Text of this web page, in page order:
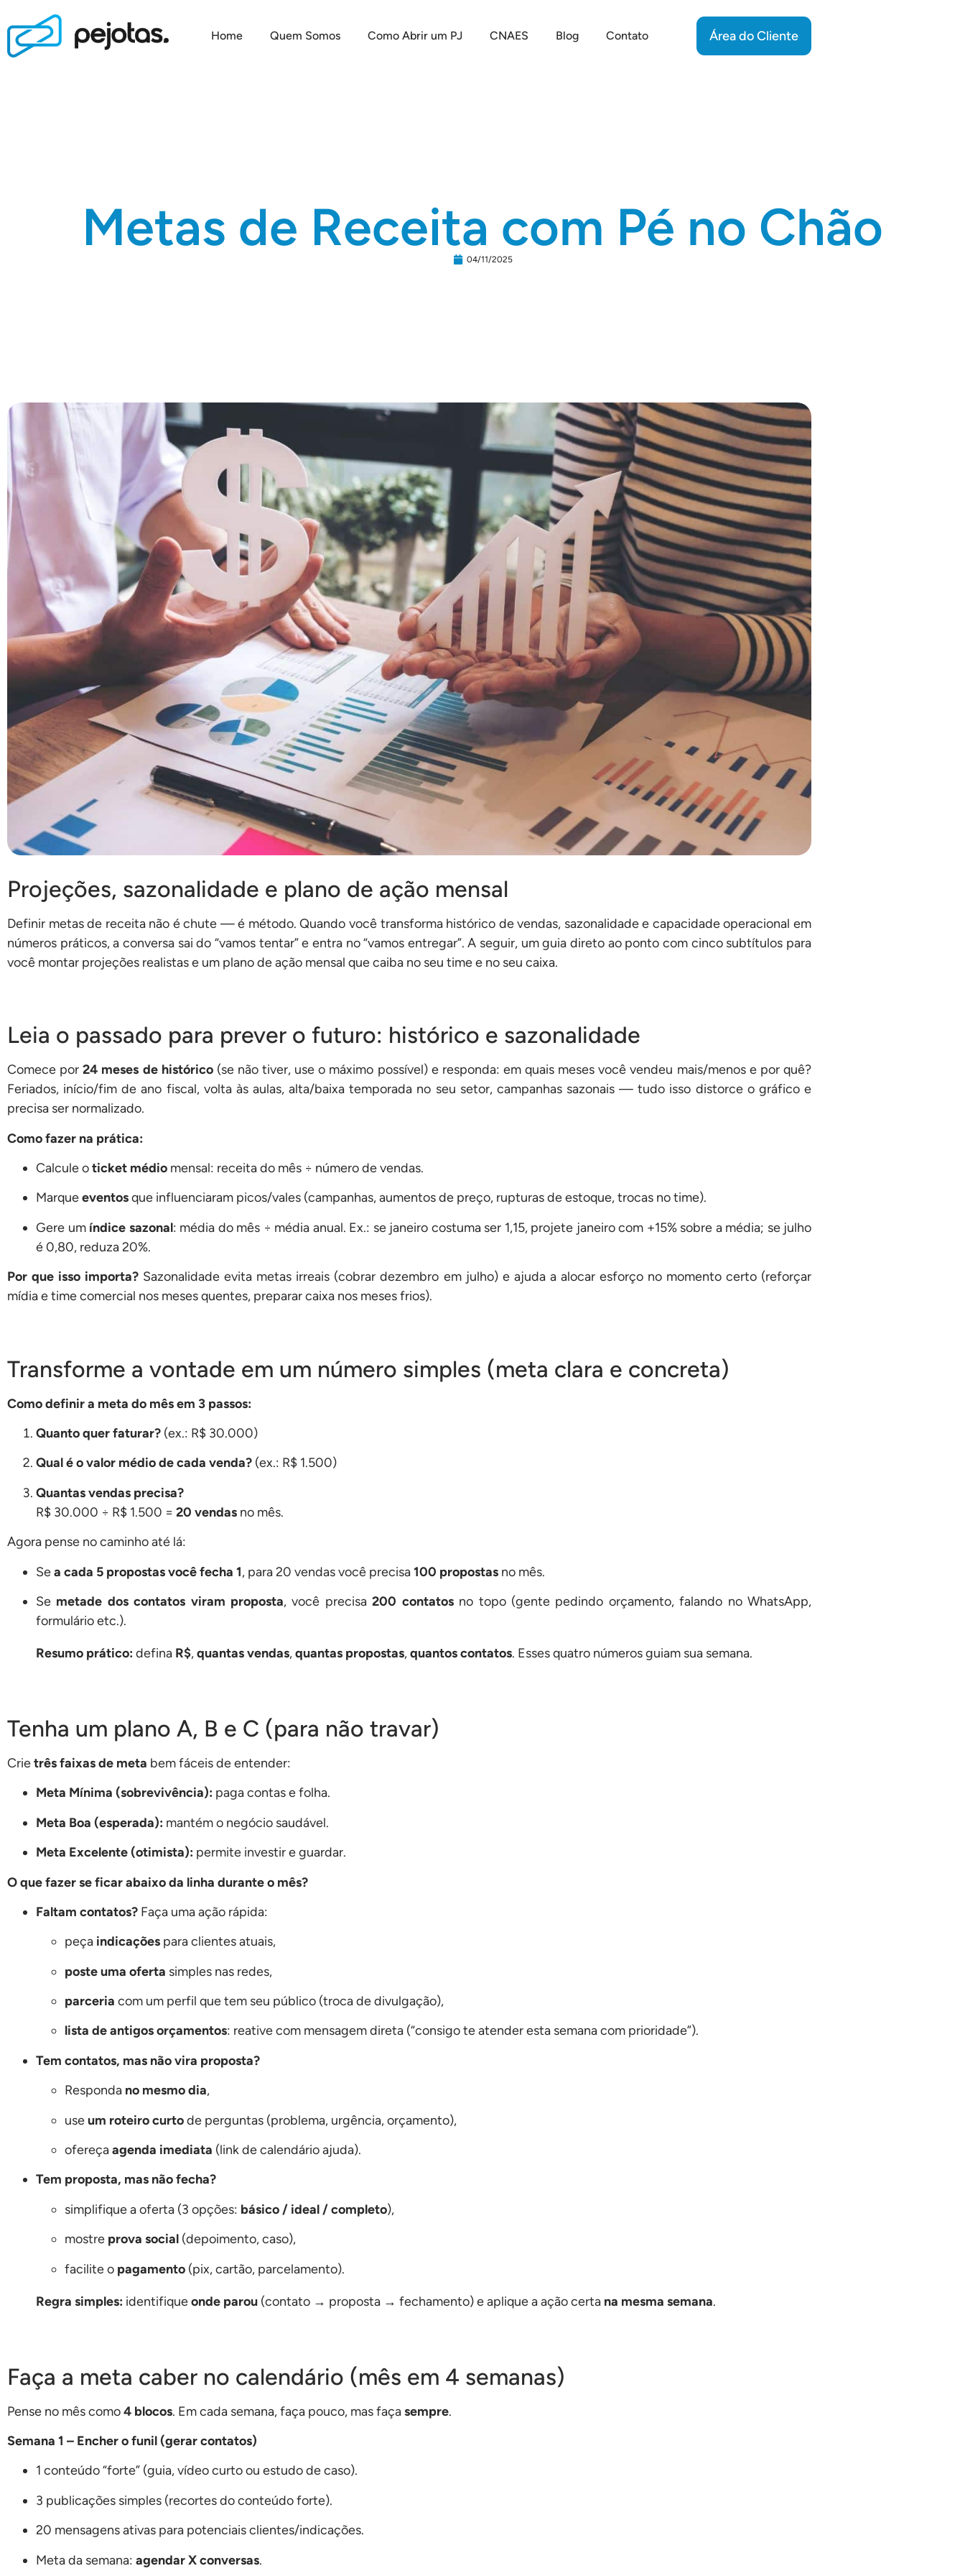
Home Quem Somos Como Abrir um PJ CNAES Blog Contato Área do Cliente
Metas de Receita com Pé no Chão
04/11/2025
Projeções, sazonalidade e plano de ação mensal
Definir metas de receita não é chute — é método. Quando você transforma histórico de vendas, sazonalidade e capacidade operacional em
números práticos, a conversa sai do “vamos tentar” e entra no “vamos entregar”. A seguir, um guia direto ao ponto com cinco subtítulos para
você montar projeções realistas e um plano de ação mensal que caiba no seu time e no seu caixa.
Leia o passado para prever o futuro: histórico e sazonalidade
Comece por24 meses de histórico(se não tiver, use o máximo possível) e responda: em quais meses você vendeu mais/menos e por quê?
Feriados, início/fim de ano fiscal, volta às aulas, alta/baixa temporada no seu setor, campanhas sazonais — tudo isso distorce o gráfico e
precisa ser normalizado.
Como fazer na prática:
Calcule oticket médio mensal: receita do mês ÷ número de vendas.
Marqueeventosque influenciaram picos/vales (campanhas, aumentos de preço, rupturas de estoque, trocas no time).
Gere um índice sazonal: média do mês ÷ média anual. Ex.: se janeiro costuma ser 1,15, projete janeiro com +15% sobre a média; se julho
é 0,80, reduza 20%.
Por que isso importa? Sazonalidade evita metas irreais (cobrar dezembro em julho) e ajuda a alocar esforço no momento certo (reforçar
mídia e time comercial nos meses quentes, preparar caixa nos meses frios).
Transforme a vontade em um número simples (meta clara e concreta)
Como definir a meta do mês em 3 passos:
Quanto quer faturar? (ex.: R$ 30.000)
Qual é o valor médio de cada venda? (ex.: R$ 1.500)
Quantas vendas precisa?
R$ 30.000 ÷ R$ 1.500 = 20 vendas no mês.
Agora pense no caminho até lá:
Sea cada 5 propostas você fecha 1, para 20 vendas você precisa100 propostas no mês.
Se metade dos contatos viram proposta, você precisa200 contatosno topo (gente pedindo orçamento, falando no WhatsApp,
formulário etc.).
Resumo prático: defina R$,quantas vendas,quantas propostas,quantos contatos. Esses quatro números guiam sua semana.
Tenha um plano A, B e C (para não travar)
Crietrês faixas de meta bem fáceis de entender:
Meta Mínima (sobrevivência): paga contas e folha.
Meta Boa (esperada): mantém o negócio saudável.
Meta Excelente (otimista): permite investir e guardar.
O que fazer se ficar abaixo da linha durante o mês?
Faltam contatos? Faça uma ação rápida:
peça indicações para clientes atuais,
poste uma oferta simples nas redes,
parceria com um perfil que tem seu público (troca de divulgação),
lista de antigos orçamentos: reative com mensagem direta (“consigo te atender esta semana com prioridade”).
Tem contatos, mas não vira proposta?
Responda no mesmo dia,
useum roteiro curtode perguntas (problema, urgência, orçamento),
ofereçaagenda imediata (link de calendário ajuda).
Tem proposta, mas não fecha?
simplifique a oferta (3 opções: básico / ideal / completo),
mostre prova social (depoimento, caso),
facilite o pagamento (pix, cartão, parcelamento).
Regra simples: identifiqueonde parou (contato → proposta → fechamento) e aplique a ação certa na mesma semana.
Faça a meta caber no calendário (mês em 4 semanas)
Pense no mês como4 blocos. Em cada semana, faça pouco, mas façasempre.
Semana 1 – Encher o funil (gerar contatos)
1 conteúdo “forte” (guia, vídeo curto ou estudo de caso).
3 publicações simples (recortes do conteúdo forte).
20 mensagens ativas para potenciais clientes/indicações.
Meta da semana: agendar X conversas.